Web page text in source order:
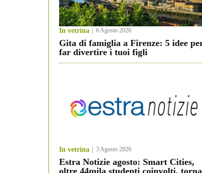
In vetrina 6 Agosto 2026
Gita di famiglia a Firenze: 5 idee
far divertire i tuoi figli
In vetrina 3 Agosto 2026
Estra Notizie agosto: Smart Cities,